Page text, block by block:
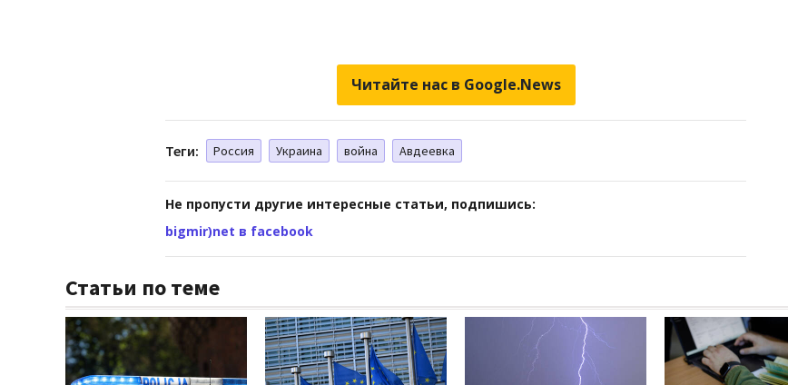
Читайте нас в Google.News
Теги: Россия Украина война Авдеевка
Не пропусти другие интересные статьи, подпишись:
bigmir)net в facebook
Статьи по теме